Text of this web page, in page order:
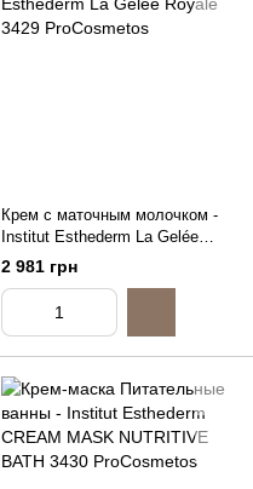
Крем с маточным молочком -
Institut Esthederm La Gelée
Royale, 50ml
2 981 грн